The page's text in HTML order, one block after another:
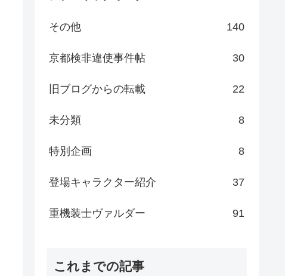
その他 140
京都検非違使事件帖 30
旧ブログからの転載 22
未分類 8
特別企画 8
登場キャラクター紹介 37
重機装士ヴァルダー 91
これまでの記事